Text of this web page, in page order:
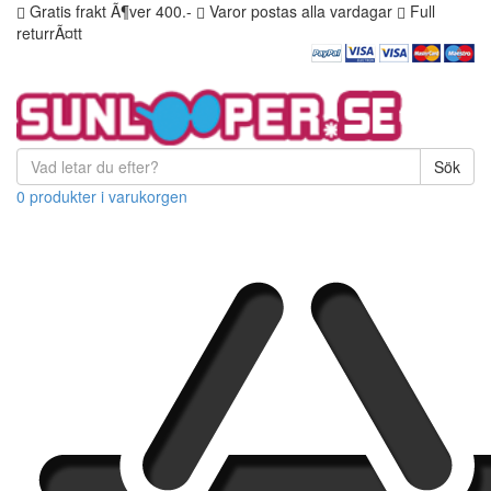
Gratis frakt Ã¶ver 400.- Varor postas alla vardagar
Full
returrÃ¤tt
Sök
0 produkter i varukorgen